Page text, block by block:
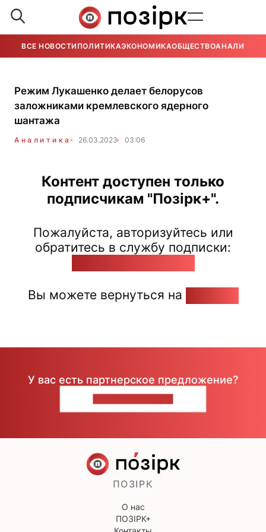
ВСЕ НОВОСТИ ПОЛИТИКАЭКОНОМИКАОБЩЕСТВОАНАЛИТИКА
Режим Лукашенко делает белорусов
заложниками кремлевского ядерного
шантажа
Аналитика 26.03.2023 03:06
Контент доступен только
подписчикам "Позірк+".
Пожалуйста, авторизуйтесь или
обратитесь в службу подписки:
Вы можете вернуться на
У вас есть партнерское предложение?
ПОЗІРК
О нас
ПОЗІРК+